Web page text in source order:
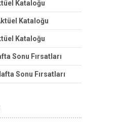
Kataloğu
Kataloğu
Kataloğu
Sonu Fırsatları
Sonu Fırsatları